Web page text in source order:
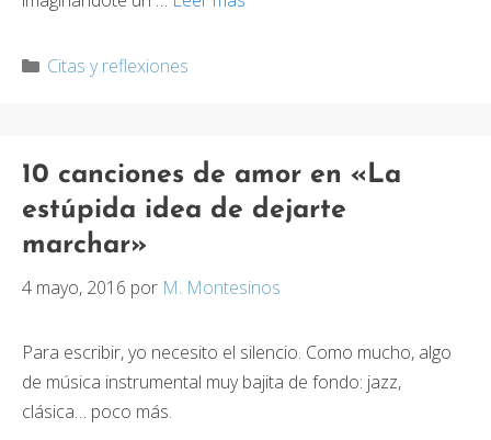
Categorías
Citas y reflexiones
10 canciones de amor en «La
estúpida idea de dejarte
marchar»
4 mayo, 2016 por M. Montesinos
Para escribir, yo necesito el silencio. Como mucho, algo
de música instrumental muy bajita de fondo: jazz,
clásica… poco más.